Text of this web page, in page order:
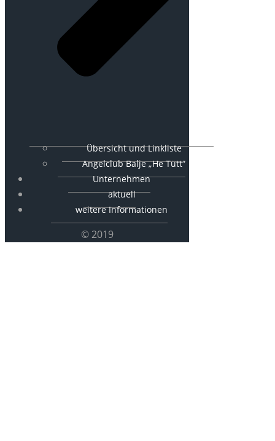
Übersicht und Linkliste
Angelclub Balje „He Tütt“
Unternehmen
aktuell
weitere Informationen
© 2019